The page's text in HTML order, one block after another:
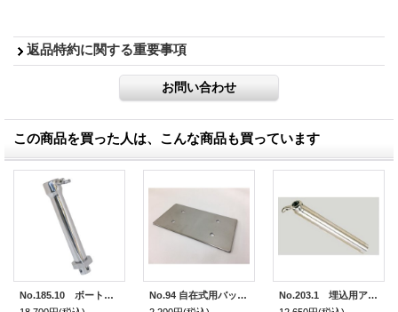
返品特約に関する重要事項
この商品を買った人は、こんな商品も買っています
No.185.10 ボートベース用エクステンション100ｈ(高さ＋100ｍｍ)
No.94 自在式用バックプレート （1枚）
No.203.1 埋込用アタッチメント (ロングタイプ)